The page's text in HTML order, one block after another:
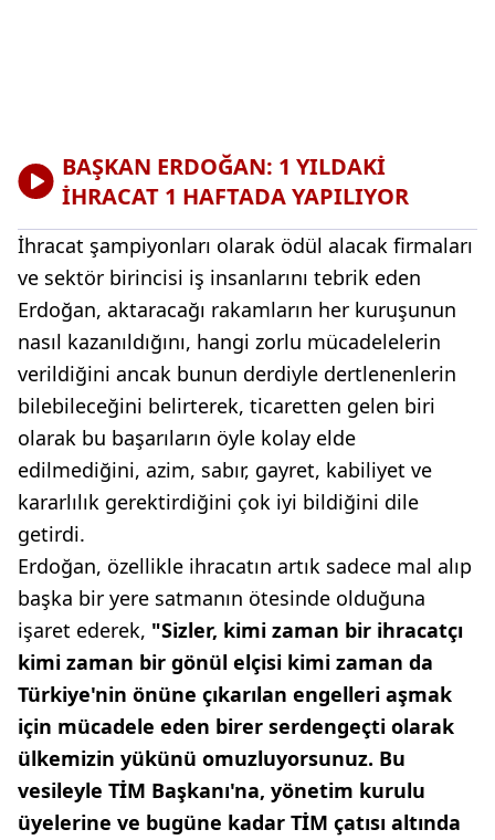
BAŞKAN ERDOĞAN: 1 YILDAKİ
İHRACAT 1 HAFTADA YAPILIYOR
İhracat şampiyonları olarak ödül alacak firmaları
ve sektör birincisi iş insanlarını tebrik eden
Erdoğan, aktaracağı rakamların her kuruşunun
nasıl kazanıldığını, hangi zorlu mücadelelerin
verildiğini ancak bunun derdiyle dertlenenlerin
bilebileceğini belirterek, ticaretten gelen biri
olarak bu başarıların öyle kolay elde
edilmediğini, azim, sabır, gayret, kabiliyet ve
kararlılık gerektirdiğini çok iyi bildiğini dile
getirdi.
Erdoğan, özellikle ihracatın artık sadece mal alıp
başka bir yere satmanın ötesinde olduğuna
işaret ederek, "Sizler, kimi zaman bir ihracatçı
kimi zaman bir gönül elçisi kimi zaman da
Türkiye'nin önüne çıkarılan engelleri aşmak
için mücadele eden birer serdengeçti olarak
ülkemizin yükünü omuzluyorsunuz. Bu
vesileyle TİM Başkanı'na, yönetim kurulu
üyelerine ve bugüne kadar TİM çatısı altında